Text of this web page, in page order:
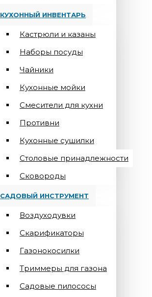
КУХОННЫЙ ИНВЕНТАРЬ
Кастрюли и казаны
Наборы посуды
Чайники
Кухонные мойки
Смесители для кухни
Противни
Кухонные сушилки
Столовые принадлежности
Сковороды
САДОВЫЙ ИНСТРУМЕНТ
Воздуходувки
Скарификаторы
Газонокосилки
Триммеры для газона
Садовые пилососы